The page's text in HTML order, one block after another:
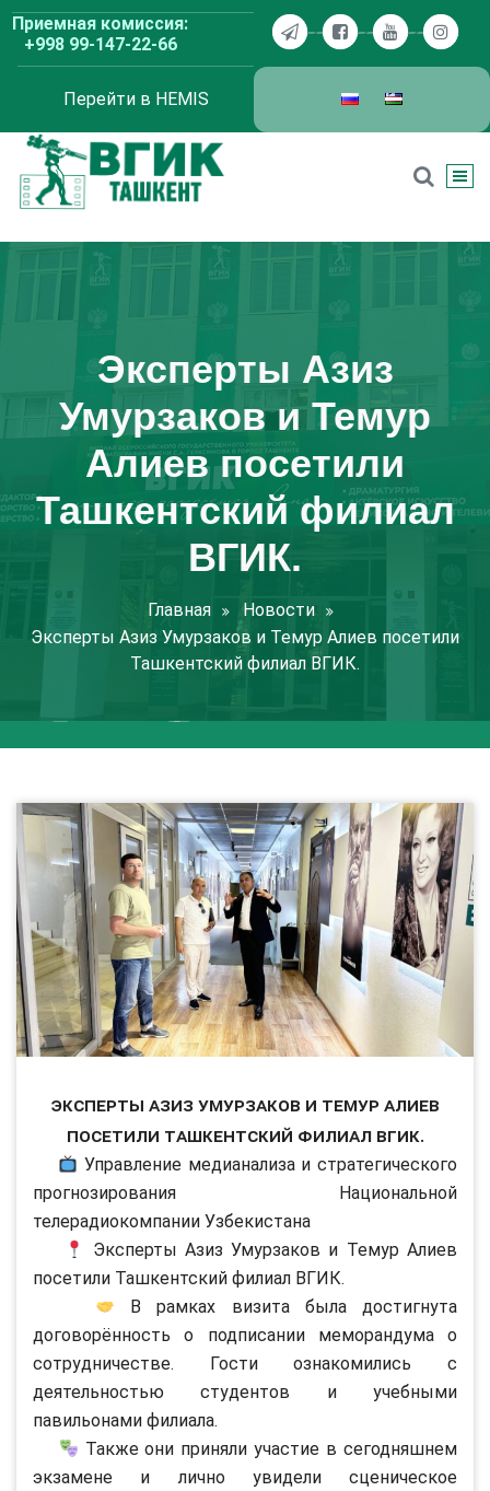
Перейти
содержимому
Приемная комиссия:
+998 99-147-22-66
Перейти в HEMIS
Эксперты Азиз
Умурзаков и Темур
Алиев посетили
Ташкентский филиал
ВГИК.
Главная
Новости
Эксперты Азиз Умурзаков и Темур Алиев посетили
Ташкентский филиал ВГИК.
Эксперты Азиз Умурзаков и Темур Алиев
посетили Ташкентский филиал ВГИК.
Управление медианализа и стратегического
прогнозирования Национальной
телерадиокомпании Узбекистана
Эксперты Азиз Умурзаков и Темур Алиев
посетили Ташкентский филиал ВГИК.
В рамках визита была достигнута
договорённость о подписании меморандума о
сотрудничестве. Гости ознакомились с
деятельностью студентов и учебными
павильонами филиала.
Также они приняли участие в сегодняшнем
экзамене и лично увидели сценическое